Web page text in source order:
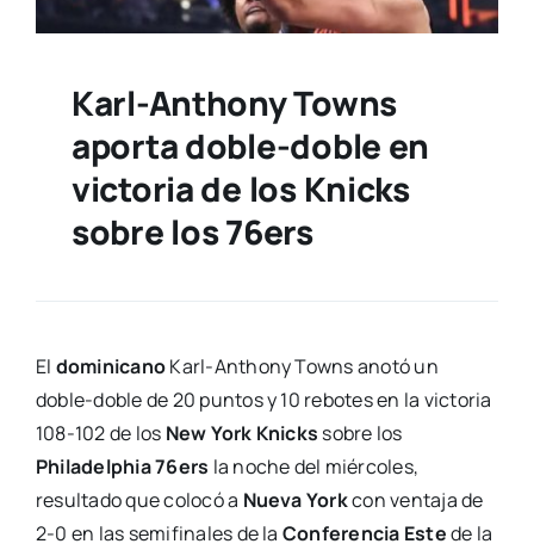
Karl-Anthony Towns
aporta doble-doble en
victoria de los Knicks
sobre los 76ers
El dominicanoKarl-Anthony Towns anotó un
doble-doble de 20 puntos y 10 rebotes en la victoria
108-102 de los New York Knicks sobre los
Philadelphia 76ers la noche del miércoles,
resultado que colocó a Nueva Yorkcon ventaja de
2-0 en las semifinales de la Conferencia Estede la